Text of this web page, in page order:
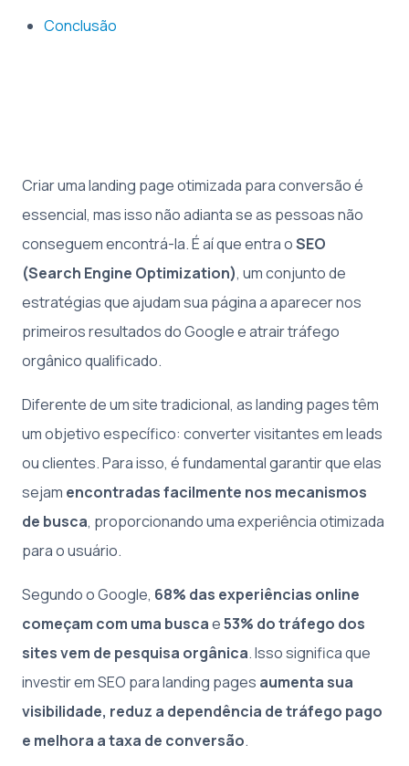
Conclusão
Criar uma landing page otimizada para conversão é
essencial, mas isso não adianta se as pessoas não
conseguem encontrá-la. É aí que entra oSEO
(Search Engine Optimization), um conjunto de
estratégias que ajudam sua página a aparecer nos
primeiros resultados do Google e atrair tráfego
orgânico qualificado.
Diferente de um site tradicional, as landing pages têm
um objetivo específico: converter visitantes em leads
ou clientes. Para isso, é fundamental garantir que elas
sejam encontradas facilmente nos mecanismos
de busca, proporcionando uma experiência otimizada
para o usuário.
Segundo o Google, 68% das experiências online
começam com uma buscae53% do tráfego dos
sites vem de pesquisa orgânica. Isso significa que
investir em SEO para landing pages aumenta sua
visibilidade, reduz a dependência de tráfego pago
e melhora a taxa de conversão.